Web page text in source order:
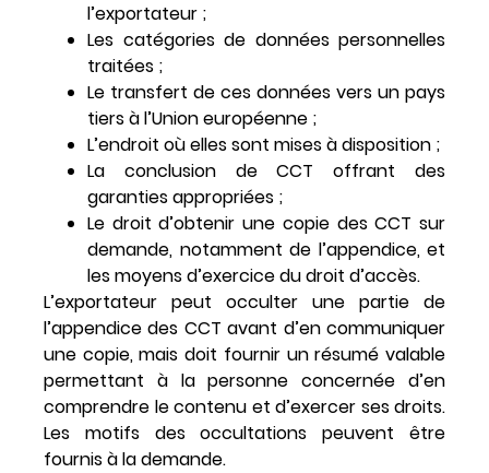
l’exportateur ;
Les catégories de données personnelles
traitées ;
Le transfert de ces données vers un pays
tiers à l’Union européenne ;
L’endroit où elles sont mises à disposition ;
La conclusion de CCT offrant des
garanties appropriées ;
Le droit d’obtenir une copie des CCT sur
demande, notamment de l’appendice, et
les moyens d’exercice du droit d’accès.
L’exportateur peut occulter une partie de
l’appendice des CCT avant d’en communiquer
une copie, mais doit fournir un résumé valable
permettant à la personne concernée d’en
comprendre le contenu et d’exercer ses droits.
Les motifs des occultations peuvent être
fournis à la demande.